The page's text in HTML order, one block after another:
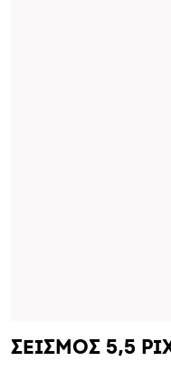
ΣΕΙΣΜΟΣ 5,5